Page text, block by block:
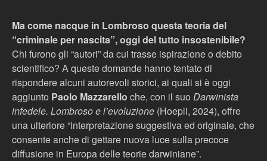
Ma come nacque in Lombroso questa teoria del
“criminale per nascita”, oggi del tutto insostenibile?
Chi furono gli “autori” da cui trasse ispirazione o debito
scientifico? A queste domande hanno tentato di
rispondere alcuni autorevoli storici, ai quali si è oggi
aggiunto Paolo Mazzarello che, con il suo Darwinista
infedele. Lombroso e l’evoluzione (Hoepli, 2024), offre
una ulteriore “interpretazione suggestiva ed originale, che
consente anche di gettare nuova luce sulla precoce
diffusione in Europa delle teorie darwiniane”.